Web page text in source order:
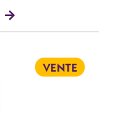
VENTE